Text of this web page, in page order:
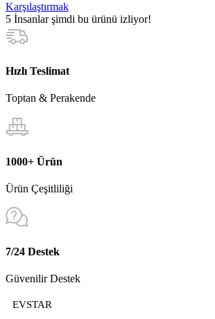
Karşılaştırmak
5 İnsanlar şimdi bu ürünü izliyor!
Hızlı Teslimat
Toptan & Perakende
1000+ Ürün
Ürün Çeşitliliği
7/24 Destek
Güvenilir Destek
EVSTAR